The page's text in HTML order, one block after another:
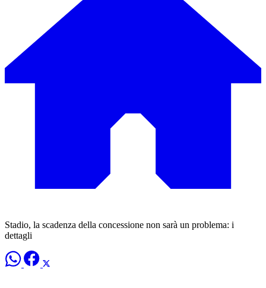
Stadio, la scadenza della concessione non sarà un problema: i
dettagli